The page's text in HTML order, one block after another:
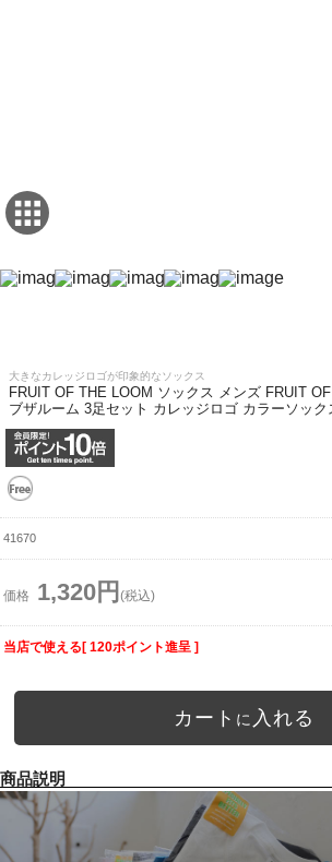
大きなカレッジロゴが印象的なソックス
FRUIT OF THE LOOM ソックス メンズ FRUIT
ブザルーム 3足セット カレッジロゴ カラーソック
41670
価格 1,320円 (税込)
当店で使える[ 120ポイント進呈 ]
カート に 入れる
商品説明